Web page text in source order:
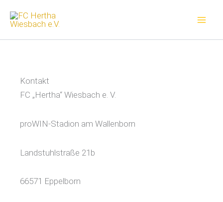
Inhalt
Kontakt
FC „Hertha“ Wiesbach e. V.
proWIN-Stadion am Wallenborn
Landstuhlstraße 21b
66571 Eppelborn